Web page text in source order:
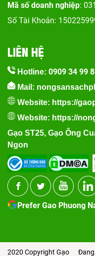
Mã số doanh nghiệp:
Số Tài Khoản:
LIÊN HỆ
Hotline: 0909 34 99
Mail:
Website: https://
Website: https://
Gạo ST25, Gạo Ông
Ngon
Prefer Gao Phuong
2020 Copyright Gạo Đang